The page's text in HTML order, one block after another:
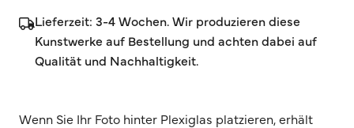
Lieferzeit: 3-4 Wochen. Wir produzieren diese
Kunstwerke auf Bestellung und achten dabei auf
Qualität und Nachhaltigkeit.
Wenn Sie Ihr Foto hinter Plexiglas platzieren, erhält